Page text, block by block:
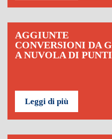
AGGIUNTE
CONVERSIONI DA
A NUVOLA DI PUNTI
Leggi di più